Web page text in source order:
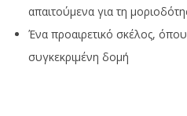
απαιτούμενα για τη
Ένα προαιρετικό σκέλος,
συγκεκριμένη δομή